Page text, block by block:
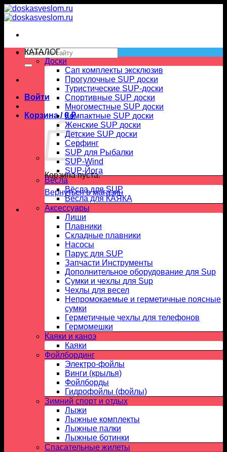
Skip
to
Искать:
Войти
Корзина /0₽
Корзина пуста.
Вернуться в магазин
КАТАЛОГ
Доски
Сап комплекты эксклюзив
Прогулочные SUP доски
Туристические SUP-доски
Спортивные SUP доски
Многоместные SUP доски
Компактные SUP доски
Женские SUP доски
Детские SUP доски
Серфинг
SUP для Рыбалки
SUP-Wind
SUP-Йога
Вёсла
Вёсла для SUP
Весла для КАЯКА
Аксессуары
Лиши
Плавники
Складные плавники
Насосы
Парус для SUP
Запчасти Инструменты
Дополнительное оборудование для Sup
Сумки и чехлы для Sup
Чехлы для весел
Непромокаемые и герметичные поясные
сумки
Герметичные чехлы для телефонов
Гермомешки
Каяки и каноэ
Каяки
Фойлбординг
Электро-фойлы
Винги (крылья)
Фойлборды
Гидрофойлы (фойлы)
Зимний спорт и отдых
Лыжи
Лыжные комплекты
Лыжные палки
Лыжные ботинки
Спасательные жилеты